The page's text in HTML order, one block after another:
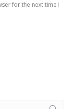
for the next time I